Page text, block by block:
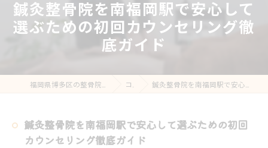
鍼灸整骨院を南福岡駅で安心して
選ぶための初回カウンセリング徹
底ガイド
コラム 鍼灸整骨院を南福岡駅で安心して選ぶための初回カウンセリング徹底ガイド
鍼灸整骨院を南福岡駅で安心して選ぶための初回
カウンセリング徹底ガイド